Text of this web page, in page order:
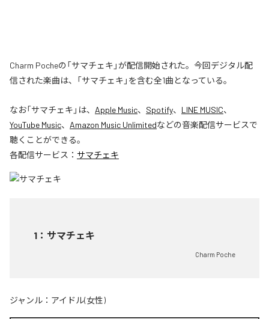
Charm Pocheの「サマチェキ」が配信開始された。今回デジタル配
信された楽曲は、「サマチェキ」を含む全1曲となっている。
なお「サマチェキ 」は、 Apple Music、 Spotify、 LINE MUSIC、
YouTube Music、 Amazon Music Unlimitedなどの音楽配信サービスで
聴くことができる。
各配信サービス： サマチェキ
1 ： サマチェキ
Charm Poche
ジャンル： アイドル(女性)